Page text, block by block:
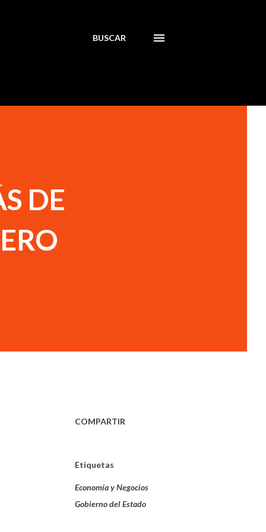
BUSCAR
DE
COMPARTIR
Etiquetas
Economía y Negocios
Gobierno del Estado